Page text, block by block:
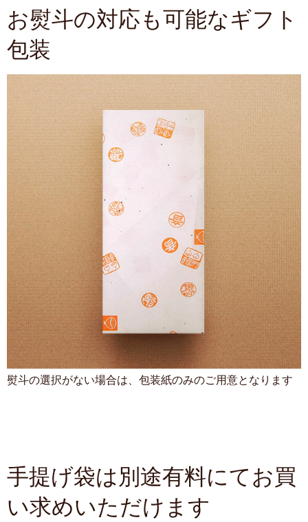
お熨斗の対応も可能なギフト
包装
熨斗の選択がない場合は、包装紙のみのご用意となります
手提げ袋は別途有料にてお買
い求めいただけます